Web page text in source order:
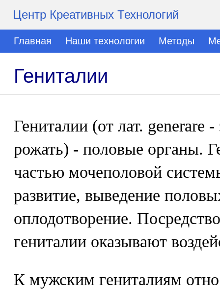
Центр Креативных Технологий
Главная Наши технологии Методы
Гениталии
Гениталии (от лат. generare -
рожать) - половые органы.
частью мочеполовой
развитие, выведение
оплодотворение.
гениталии оказывают
К мужским гениталиям